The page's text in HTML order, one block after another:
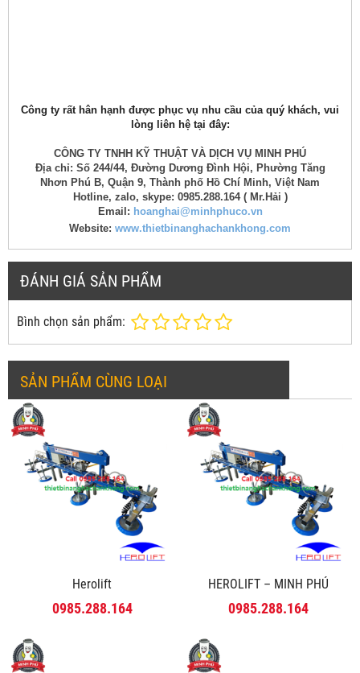
Công ty rất hân hạnh được phục vụ nhu cầu của quý khách, vui
lòng liên hệ tại đây:
CÔNG TY TNHH KỸ THUẬT VÀ DỊCH VỤ MINH PHÚ
Địa chỉ: Số 244/44, Đường Dương Đình Hội, Phường Tăng
Nhơn Phú B, Quận 9, Thành phố Hồ Chí Minh, Việt Nam
Hotline, zalo, skype: 0985.288.164 ( Mr.Hải )
Email: hoanghai@minhphuco.vn
Website: www.thietbinanghachankhong.com
ĐÁNH GIÁ SẢN PHẨM
Bình chọn sản phẩm:
SẢN PHẨM CÙNG LOẠI
Herolift
0985.288.164
HEROLIFT – MINH PHÚ
0985.288.164